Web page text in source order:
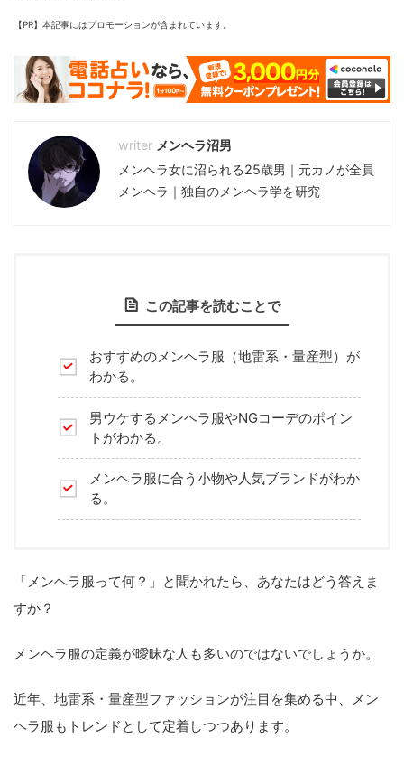
【PR】本記事にはプロモーションが含まれています。
メンヘラ沼男
メンヘラ女に沼られる25歳男｜元カノが全員
メンヘラ｜独自のメンヘラ学を研究
この記事を読むことで
おすすめのメンヘラ服（地雷系・量産型）が
わかる。
男ウケするメンヘラ服やNGコーデのポイン
トがわかる。
メンヘラ服に合う小物や人気ブランドがわか
る。
「メンヘラ服って何？」と聞かれたら、あなたはどう答えま
すか？
メンヘラ服の定義が曖昧な人も多いのではないでしょうか。
近年、地雷系・量産型ファッションが注目を集める中、メン
ヘラ服もトレンドとして定着しつつあります。